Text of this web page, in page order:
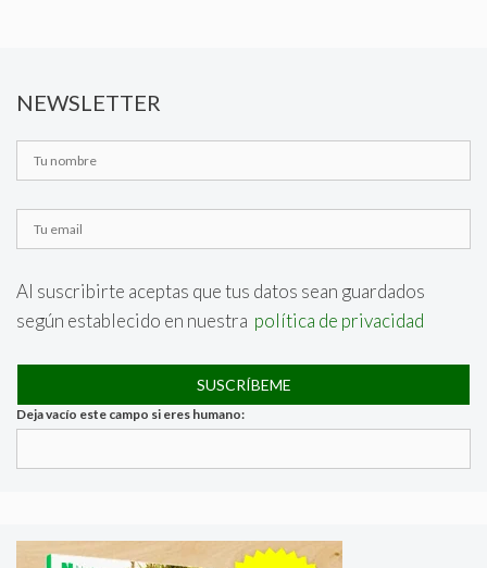
NEWSLETTER
Al suscribirte aceptas que tus datos sean guardados
según establecido en nuestra política de privacidad
Deja vacío este campo si eres humano: